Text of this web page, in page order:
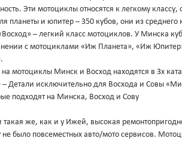
Эти мотоциклы относятся к легкому
планеты и юпитер – 350 кубов, они из среднего
– легкий класс мотоциклов. У Минска
с мотоциклами «Иж Планета», «Иж
мотоциклы Минск и Восход находятся в 3х
Детали исключительно для Восхода и Совы
подходят на Минска, Восход и Сову
такая же, как и у Ижей, высокая
было повсеместных авто/мото сервисов.